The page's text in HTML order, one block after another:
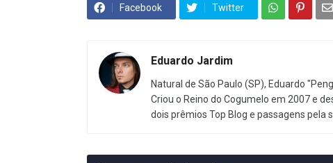
Facebook Twitter
Eduardo Jardim
Natural de São Paulo (SP), Eduardo
Criou o Reino do Cogumelo em 2007 e
dois prêmios Top Blog e passagens pela